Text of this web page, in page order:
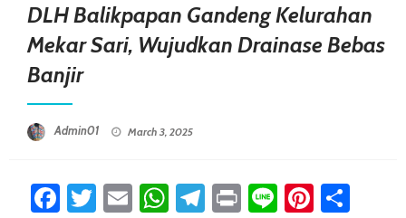
DLH Balikpapan Gandeng Kelurahan
Mekar Sari, Wujudkan Drainase Bebas
Banjir
Admin01 March 3, 2025
Facebook
Twitter
EmailWhatsApp
Telegram
PrintLine